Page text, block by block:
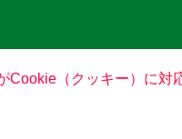
（クッキー）に対